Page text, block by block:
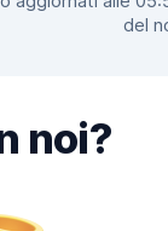
del
noi?